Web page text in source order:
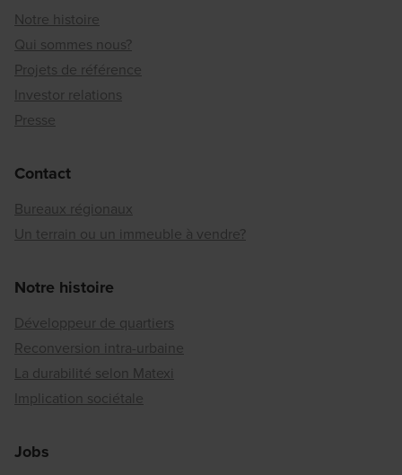
Notre histoire
Qui sommes nous?
Projets de référence
Investor relations
Presse
Contact
Bureaux régionaux
Un terrain ou un immeuble à vendre?
Notre histoire
Développeur de quartiers
Reconversion intra-urbaine
La durabilité selon Matexi
Implication sociétale
Jobs